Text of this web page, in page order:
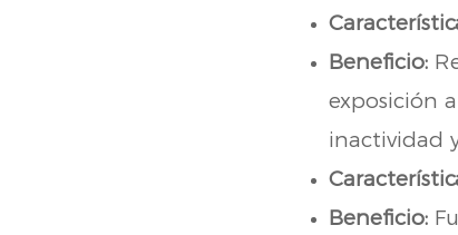
Beneficio:
exposición
inactividad
Beneficio: